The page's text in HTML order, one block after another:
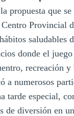
propuesta que
Provincial
saludables
donde el
recreación y
a numerosos
tarde especial,
de diversión en